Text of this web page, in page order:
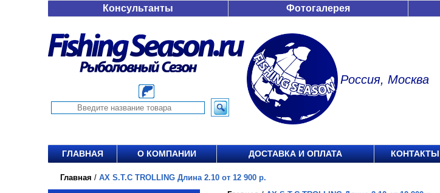
Консультанты Фотогалерея
Россия, Москва
ГЛАВНАЯ О КОМПАНИИ ДОСТАВКА И ОПЛАТА КОНТАКТЫ
Главная / AX S.T.C TROLLING Длина 2.10 от 12 900 р.